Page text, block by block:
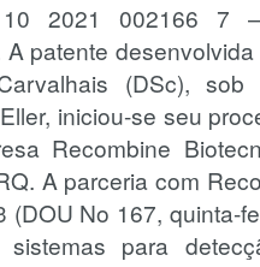
2021 002166 7
A patente
(DSc),
iniciou-se seu
Recombine
A parceria com
(DOU No 167, quinta-
sistemas para